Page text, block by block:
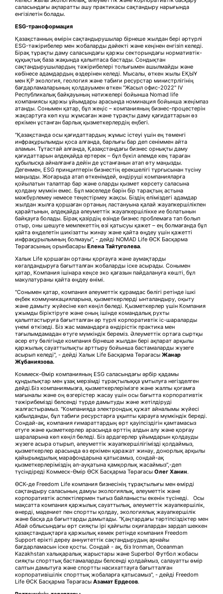
саласындағы ақпаратты ашу практикасы сақтандыру нарығында
енгізілетін болады.
ESG-трансформация
Қазақстанның өмірін сақтандырушылар бірнеше жылдан бері әртүрлі
ESG-тәжірибелер мен жобаларды дәйекті және кеңінен енгізіп келеді.
Бірақ тұрақты даму саласындағы қаржы секторындағы нормативтік-
құқықтық база жақында қалыптаса бастады. Сондықтан
сақтандырушылардың тәжірибелері толығымен ашылмайды және
көбінесе адамдардың өздерінен келеді. Мысалы, өткен жылы ЕҚЫҰ
мен ҚР экология, геология және табиғи ресурстар министрлігінің
бағдарламаларының қолдауымен өткен "Жасыл офис-2022" IV
Республикалық байқауының нәтижелері бойынша Nomad life
компаниясы қаржы ұйымдары арасында номинация бойынша жеңімпаз
атанды. Сонымен қатар, бұл жеңіс – компанияның бизнес-процестерін
жақсартуға көп күш жұмсаған және тұрақты даму қағидаттарын өз
еркімен ұстанған барлық қызметкерлердің еңбегі.
"Қазақстанда осы қағидаттардың жұмыс істеуі үшін ең төменгі
инфрақұрылымды қоса алғанда, барлығы бар деп сеніммен айта
аламын. Тұтастай алғанда, Қазақстандағы бизнес орнықты даму
қағидаттарын әлдеқайда ертерек – бұл бүкіл әлемде кең тараған
құбылысқа айналғанға дейін де ұстанғанын атап өту маңызды.
Дегенмен, ESG принциптерін бизнестің ерекшелігі тұрғысынан түсіну
маңызды. Жоғарыда атап өткенімдей, өндіруші компанияларға
қойылатын талаптар бар және оларды қызмет көрсету саласына
қолдану мүмкін емес. Бұл мәселеде бәрін бір тарақтың астына
мәжбүрлемеу немесе теңестірмеу жақсы. Біздің еліміздегі адамдар
жылдан жылға қоршаған ортаның ластануына қалай жауапкершілікпен
қарайтынын, әлдеқайда әлеуметтік жауапкершілікке ие болатынын
байқауға болады. Бірақ қазірдің өзінде бизнес проблемаға тап болып
отыр, оны шешуге мемлекеттің өзі қатысуы қажет – ең болмағанда бұл
қайта өңделетін шикізатты жинау және қайта өңдеу үшін қажетті
инфрақұрылымның болмауы", - дейді NOMAD Life ӨСК Басқарма
Төрағасының орынбасары Елена Тайтуголева.
Халык Life қоршаған ортаны қорғауға және аумақтарды
көгалдандыруға бағытталған жобаларды іске асырады. Сонымен
қатар, Компания ішінара кеңсе эко қағазын пайдалануға көшті, бұл
макулатураны қайта өңдеу өнімі.
"Сонымен қатар, компания әлеуметтік құрамдас бөлігі ретінде ішкі
еңбек коммуникацияларына, қызметкерлерді ынталандыру, оқыту
және дамыту жүйесіне көп көңіл бөледі. Қызметкерлер үшін Компания
ұжымды біріктіруге және оның ішінде командалық рухты
қалыптастыруға бағытталған әр түрлі корпоративтік іс-шараларды
үнемі өткізеді. Біз жас мамандарға өндірістік практика мен
тағылымдамадан өтуге мүмкіндік береміз. Әлеуметтік ортаға сыртқы
әсер ету бөлігінде компания бірнеше жылдан бері ақпарат арқылы
қаржылық сауаттылықты арттыру бойынша бастамаларды жүзеге
асырып келеді", - дейді Халык Life Басқарма Төрағасы Жанар
Жұбаниязова.
Коммеск-Өмір компанияның ESG саласындағы әрбір қадамы
құндылықтар мен ұзақ мерзімді тұрақтылыққа ұмтылуға негізделген
дейді.Біз компаниямызға, қызметкерлерімізге және жалпы қоғамға
мағыналы және оң өзгерістер жасау үшін осы бағытта корпоративтік
тәжірибемізді белсенді түрде дамытуды және жетілдіруді
жалғастырамыз. "Компанияда электрондық құжат айналымы жүйесі
қабылданды, бұл табиғи ресурстарға ұқыпты қарауға мүмкіндік береді.
Сондай-ақ, компания ғимараттардың өрт қауіпсіздігін қамтамасыз
етуге және қызметкерлер арасында өрттің алдын алу және қорғау
шараларына көп көңіл бөледі. Біз ардагерлер ұйымдарын қолдауды
жүзеге асыра отырып, әлеуметтік жауапкершілігімізді қолдаймыз,
қызметкерлер арасында өз еркімен қаражат жинау, донорлық арқылы
қайырымдылық марафондарына қатысамыз, сондай-ақ
қызметкерлеріміздің әл-ауқатына қамқорлық жасаймыз",-деп
түсіндіреді Коммеск-Өмір ӨСК Басқарма Төрағасы Олег Ханин.
ӨСК-де Freedom Life компания бизнесінің тұрақтылығы мен өмірді
сақтандыру саласының дамуы экологиялық, әлеуметтік және
корпоративтік аспектілермен тығыз байланысты екенін түсінеді. Осы
мақсатта компания қаржылық сауаттылық, әлеуметтік жауапкершілік,
өнерді, мәдениет пен спортты қолдау, экологиялық жауапкершілік
және басқа да бағыттарды дамытады. "Қаңтардағы тәртіпсіздіктер мен
Абай облысындағы өрт сияқты ірі қайғылы оқиғалардан зардап шеккен
қазақстандықтарға қаржылық көмек ретінде компания Freedom
Support ерікті дереу аннуитеттік сақтандырудың арнайы
бағдарламасын іске қосты. Сондай - ақ, біз Ironman, Oceanman
Kazakhstan халықаралық жарыстары және Superbol Футбол жобасы
сияқты спорттық бастамаларды белсенді қолдаймыз, салауатты өмір
салтын дамытуға және спортты насихаттауға бағытталған
корпоративішілік спорттық жобаларға қатысамыз", - дейді Freedom
Life ӨСК Басқарма Төрағасы Азамат Ердесов.